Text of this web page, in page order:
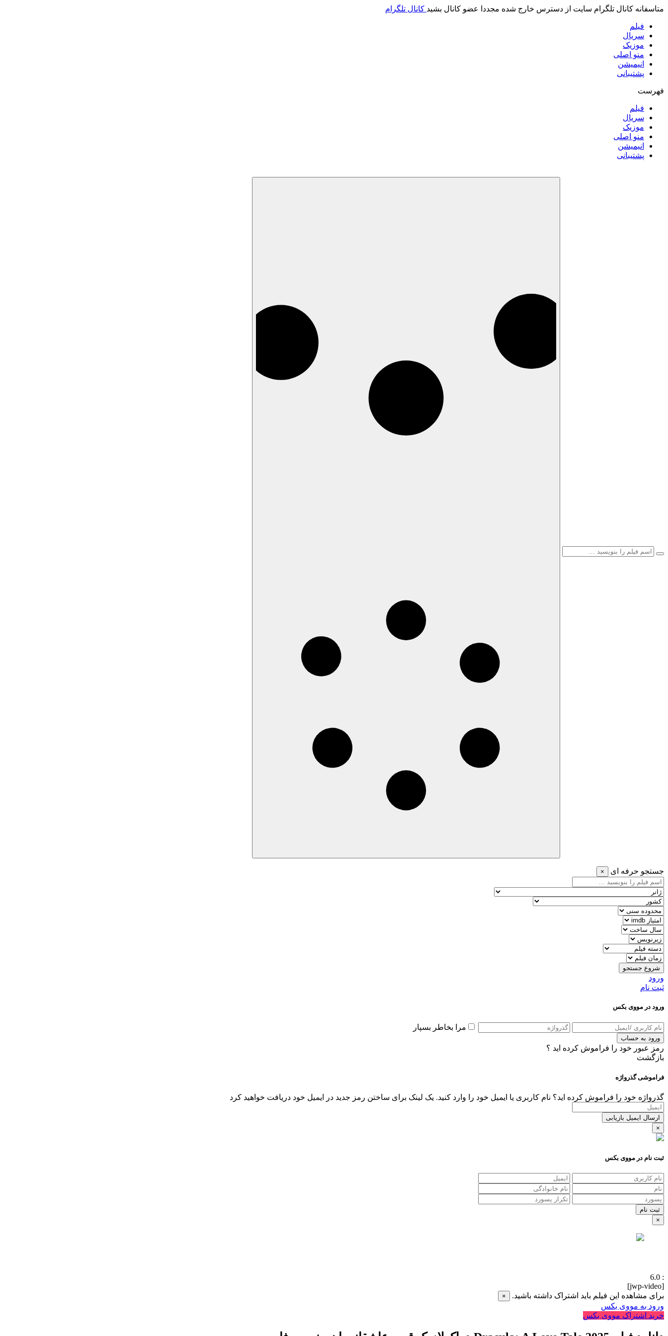
متاسفانه کانال تلگرام سایت از دسترس خارج شده مجددا عضو کانال بشید کانال تلگرام
فیلم
سریال
موزیک
منو اصلی
انیمیشن
پشتیبانی
فهرست
فیلم
سریال
موزیک
منو اصلی
انیمیشن
پشتیبانی
جستجو حرفه ای ×
شروع جستجو
ورود
ثبت نام
ورود در مووی بکس
مرا بخاطر بسپار
ورود به حساب
رمز عبور خود را فراموش کرده اید ؟
بازگشت
فراموشی گذرواژه
گذرواژه خود را فراموش کرده اید؟ نام کاربری یا ایمیل خود را وارد کنید. یک لینک برای ساختن رمز جدید در ایمیل خود دریافت خواهید کرد
ارسال ایمیل بازیابی
×
ثبت نام در مووی بکس
×
:
6.0
[jwp-video]
برای مشاهده این فیلم باید اشتراک داشته باشید.
×
ورود به مووی بکس
خرید اشتراک مووی بکس